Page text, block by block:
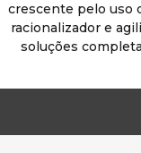
crescente pelo uso
racionalizador e
soluções